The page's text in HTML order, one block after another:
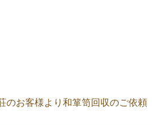
のお客様より和箪笥回収のご依頼